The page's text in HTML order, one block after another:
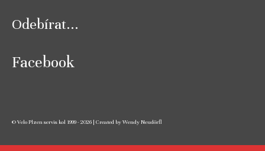
Odebírat...
Facebook
© Velo Plzen servis kol 1999 - 2026 | Created by Wendy Neudörfl